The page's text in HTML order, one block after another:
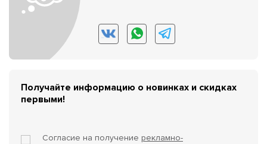
Получайте информацию о новинках и скидках
первыми!
Согласие на получение рекламно-